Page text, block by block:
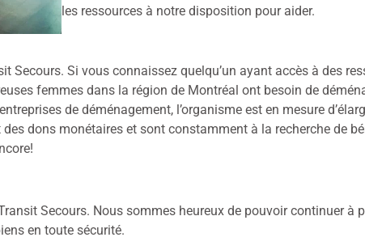
les ressources à notre disposition pour aider.
Secours. Si vous connaissez quelqu’un ayant accès à des
femmes dans la région de Montréal ont besoin de
de déménagement, l’organisme est en mesure
dons monétaires et sont constamment à la recherche de
Secours. Nous sommes heureux de pouvoir continuer à
en toute sécurité.